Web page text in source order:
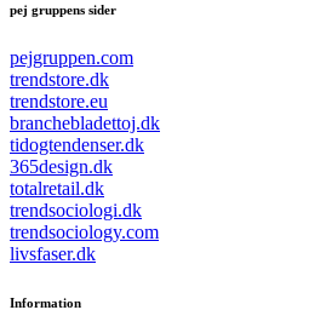
pej gruppens sider
pejgruppen.com
trendstore.dk
trendstore.eu
branchebladettoj.dk
tidogtendenser.dk
365design.dk
totalretail.dk
trendsociologi.dk
trendsociology.com
livsfaser.dk
Information